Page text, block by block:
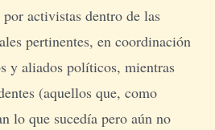
activistas dentro de las
pertinentes, en coordinación
y aliados políticos, mientras
(aquellos que, como
lo que sucedía pero aún no